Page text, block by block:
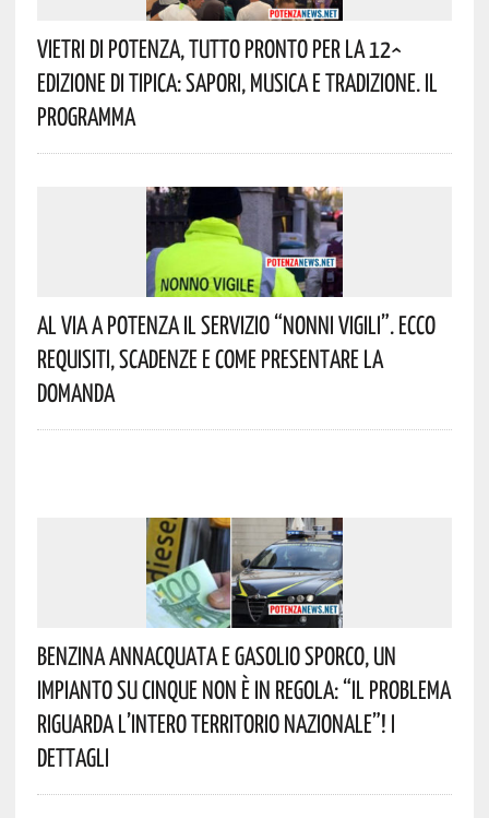
Vietri Di Potenza, Tutto Pronto Per La 12^
Edizione Di Tipica: Sapori, Musica E Tradizione. Il
Programma
Al Via A Potenza Il Servizio “Nonni Vigili”. Ecco
Requisiti, Scadenze E Come Presentare La
Domanda
Benzina Annacquata E Gasolio Sporco, Un
Impianto Su Cinque Non È In Regola: “il Problema
Riguarda L’intero Territorio Nazionale”! I
Dettagli